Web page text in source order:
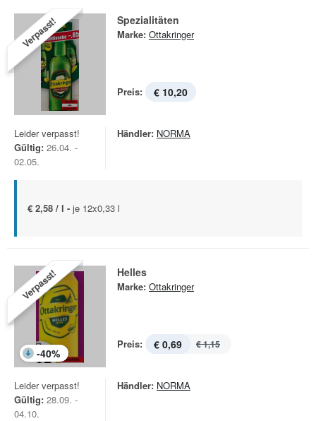
Verpasst! Spezialitäten
Marke: Ottakringer
Preis: € 10,20
Leider verpasst!
Gültig: 26.04. -
02.05.
Händler: NORMA
€ 2,58 / l - je 12x0,33 l
Verpasst!
-40%
Helles
Marke: Ottakringer
Preis: € 0,69 € 1,15
Leider verpasst!
Gültig: 28.09. -
04.10.
Händler: NORMA